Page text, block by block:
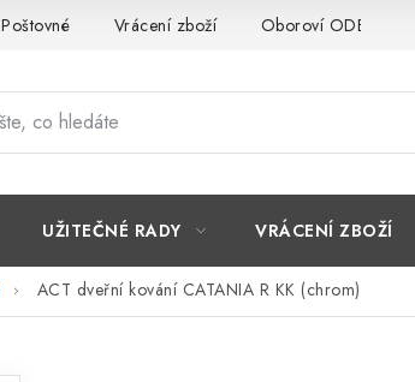
Poštovné Vrácení zboží Oboroví ODBORNÍCI
UŽITEČNÉ RADY VRÁCENÍ ZBOŽÍ
ACT dveřní kování CATANIA R KK (chrom)